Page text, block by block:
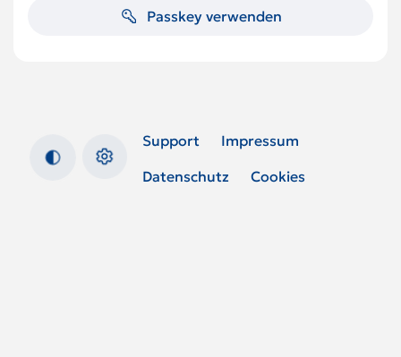
Passkey verwenden
Support
Impressum
Datenschutz
Cookies